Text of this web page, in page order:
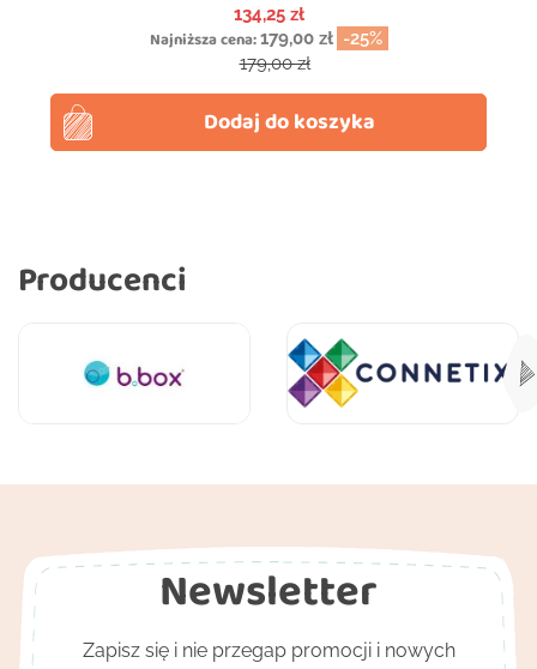
Cena
134,25 zł
Najniższa cena:179,00 zł -25%
Cena podstawowa
179,00 zł
Dodaj do koszyka
Producenci
Newsletter
Zapisz się i nie przegap promocji i nowych